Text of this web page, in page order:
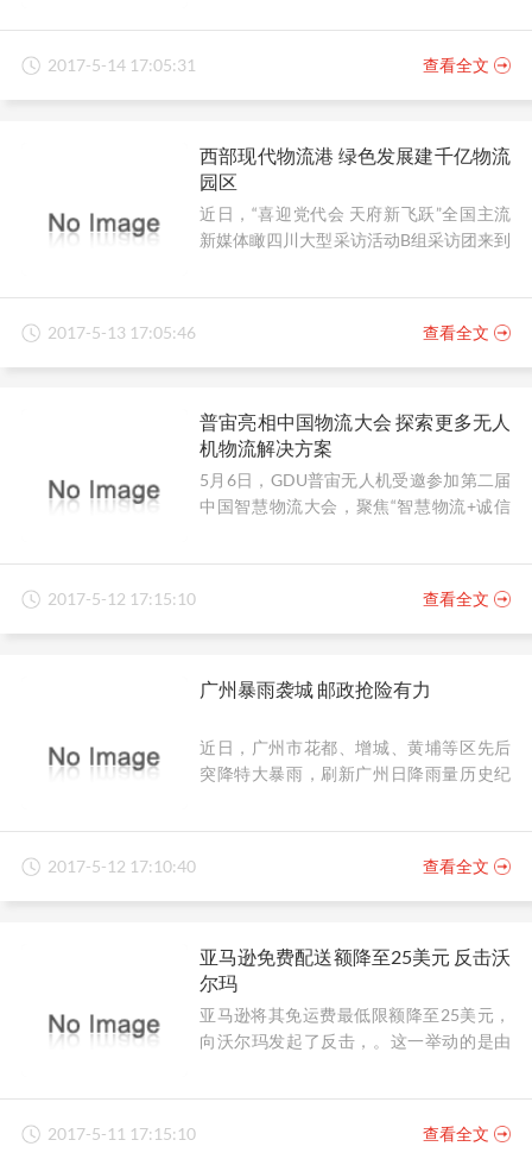
有人的情况下，快递员也不打电话询问，
直接把快递放在快递柜。便宜的、小的东
面验收的物品，这样的做法真的很不妥。”
2017-5-14 17:05:31 查看全文
西部现代物流港 绿色发展建千亿物流
园区
近日，“喜迎党代会 天府新飞跃”全国主流
新媒体瞰四川大型采访活动B组采访团来到
枢纽中心。总规划面积61.66平方公里，按
照功能划分为物流核心区、商流核心区、
大板块，截至目前，物流港已入驻包括3家
世界500强企业和8家上市公司在内的重点
项目98个，吸引投资665.5亿元。
2017-5-13 17:05:46 查看全文
普宙亮相中国物流大会 探索更多无人
机物流解决方案
5月6日，GDU普宙无人机受邀参加第二届
中国智慧物流大会，聚焦“智慧物流+诚信
2017-5-12 17:15:10 查看全文
广州暴雨袭城 邮政抢险有力
近日，广州市花都、增城、黄埔等区先后
突降特大暴雨，刷新广州日降雨量历史纪
2017-5-12 17:10:40 查看全文
亚马逊免费配送额降至25美元 反击沃
尔玛
亚马逊将其免运费最低限额降至25美元，
向沃尔玛发起了反击，。这一举动的是由
Discount”的新计划，如果用户选择将商品
2017-5-11 17:15:10 查看全文